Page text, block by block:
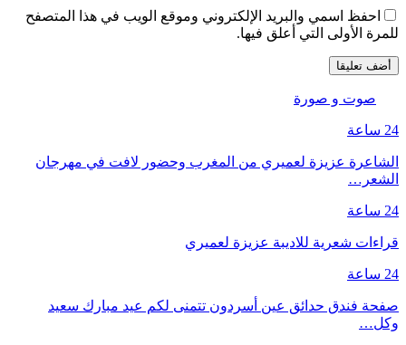
احفظ اسمي والبريد الإلكتروني وموقع الويب في هذا المتصفح
للمرة الأولى التي أعلق فيها.
صوت و صورة
24 ساعة
الشاعرة عزيزة لعميري من المغرب وحضور لافت في مهرجان
الشعر…
24 ساعة
قراءات شعرية للاديبة عزيزة لعميري
24 ساعة
صفحة فندق حدائق عين أسردون تتمنى لكم عيد مبارك سعيد
وكل…